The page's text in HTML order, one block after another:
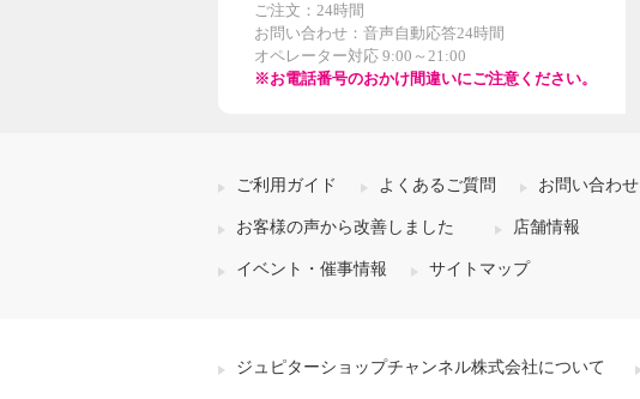
ご注文：24時間
お問い合わせ：音声自動応答24時間
オペレーター対応 9:00～21:00
※お電話番号のおかけ間違いにご注意ください。
ご利用ガイド よくあるご質問 お問い合わせ
お客様の声から改善しました 店舗情報
イベント・催事情報 サイトマップ
ジュピターショップチャンネル株式会社について